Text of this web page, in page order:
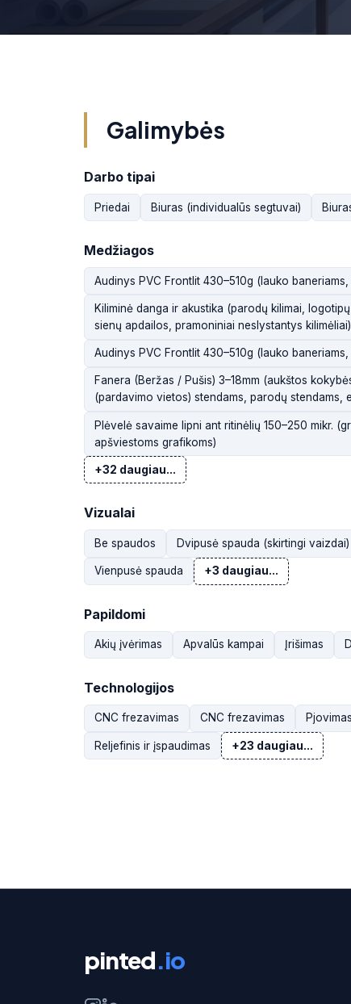
Galimybės
Darbo tipai
Priedai Biuras (individualūs segtuvai)
Medžiagos
Audinys PVC Frontlit 430–510g (lauko
Kiliminė danga ir akustika (parodų kilimai,
sienų apdailos, pramoniniai neslystantys kilimėliai)
Audinys PVC Frontlit 430–510g (lauko
Fanera (Beržas / Pušis) 3–18mm (aukštos
(pardavimo vietos) stendams, parodų stendams,
Plėvelė savaime lipni ant ritinėlių 150–250 mikr.
apšviestoms grafikoms)
+32 daugiau...
Vizualai
Be spaudos Dvipusė spauda (skirtingi vaizdai)
Vienpusė spauda +3 daugiau...
Papildomi
Akių įvėrimas Apvalūs kampai Įrišimas
Technologijos
CNC frezavimas CNC frezavimas
Reljefinis ir įspaudimas +23 daugiau...
pinted.io